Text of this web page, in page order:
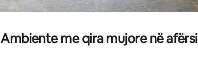
Ambiente me qira mujore në afërsi